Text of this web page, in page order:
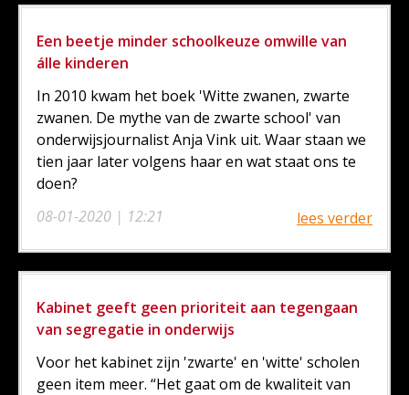
Een beetje minder schoolkeuze omwille van
álle kinderen
08-01-2020 | 12:21
In 2010 kwam het boek 'Witte zwanen, zwarte
zwanen. De mythe van de zwarte school' van
onderwijsjournalist Anja Vink uit. Waar staan we
tien jaar later volgens haar en wat staat ons te
doen?
lees verder
Kabinet geeft geen prioriteit aan tegengaan
van segregatie in onderwijs
Voor het kabinet zijn 'zwarte' en 'witte' scholen
geen item meer. “Het gaat om de kwaliteit van